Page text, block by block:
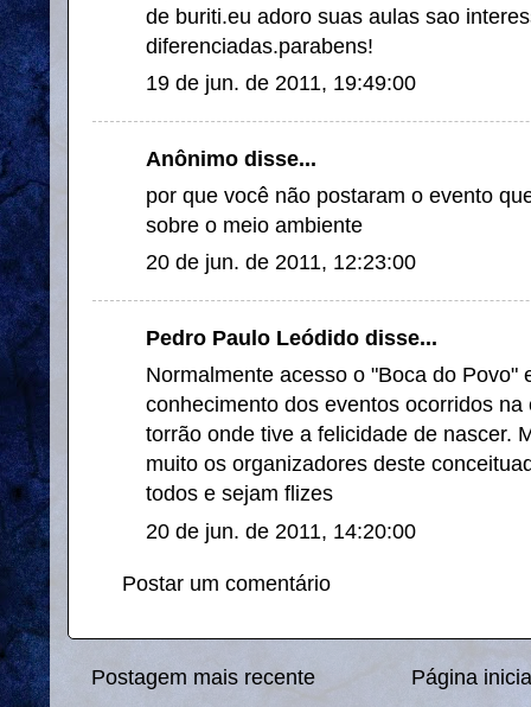
de buriti.eu adoro suas aulas sao
diferenciadas.parabens!
19 de jun. de 2011, 19:49:00
Anônimo disse...
por que você não postaram o evento
sobre o meio ambiente
20 de jun. de 2011, 12:23:00
Pedro Paulo Leódido disse...
Normalmente acesso o "Boca do Povo"
conhecimento dos eventos ocorridos
torrão onde tive a felicidade de nascer.
muito os organizadores deste
todos e sejam flizes
20 de jun. de 2011, 14:20:00
Postar um comentário
Postagem mais recente Página